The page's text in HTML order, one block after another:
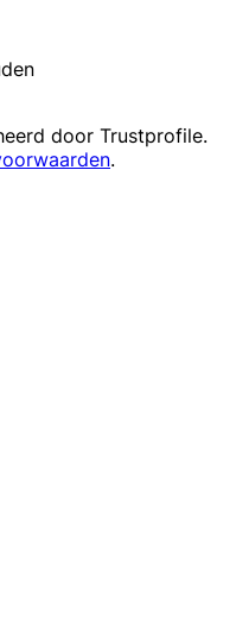
door Trustprofile.
.